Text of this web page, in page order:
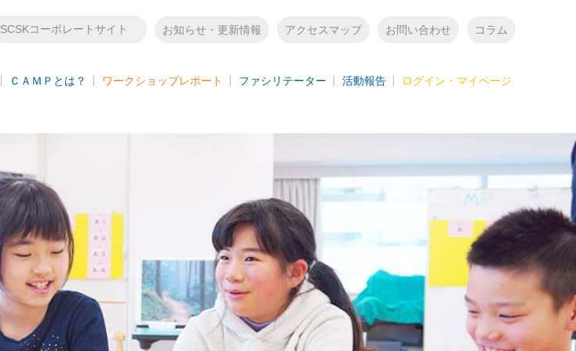
SCSKコーポレートサイト お知らせ・更新情報 アクセスマップ お問い合わせ コラム
ＣＡＭＰとは？ ワークショップレポート ファシリテーター 活動報告 ログイン・マイページ